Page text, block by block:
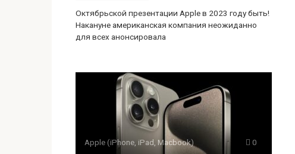
Октябрьской презентации Apple в 2023 году быть!
Накануне американская компания неожиданно
для всех анонсировала
Apple (iPhone, iPad, Macbook) 0